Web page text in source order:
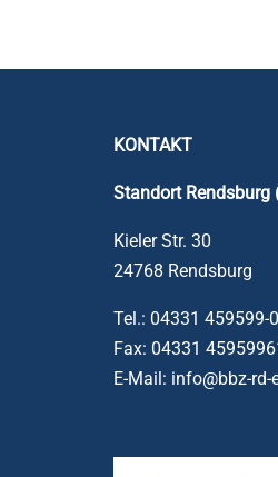
KONTAKT
Standort Rendsburg
Kieler Str. 30
24768 Rendsburg
Tel.: 04331 459599-0
Fax: 04331
E-Mail: info@bbz-rd-